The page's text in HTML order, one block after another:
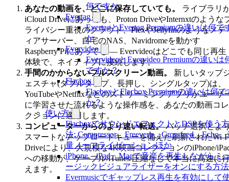
何ですか
Evertag
EvertagとEvertag Premiumの違いは何で
か
Evervideo
EvervideoとEvervideo Premiumの違いは
ですか？
Flacbox
FlacboxとFlacbox Premiumの違いは何で
か？
使い方
FlacboxでサウンドエフェクトとDSPを使う方
法: Compressor、Freeverb、Crossfeed、Echo
量ノーマライゼーションほか
iPhone、iPad、Macで音楽を再生しながらミ
ージックビジュアライザーをオンにする方法
Evermusicでギャップレス再生を有効にして
あなたの動画を、どこに保存していても。
ライブラリ
iCloud Driveにあっても、Proton DriveやInternxtのような
ライバシー重視のクラウド、PlexやJellyfinのようなメデ
ィアサーバー、自宅のNAS、Navidromeを動かす
Raspberry Piにあっても — Evervideoはどこでも同じ再生
体験で、ネイティブに接続します。
手間のかからないフルスクリーン動画。
新しいタップ
ェスチャ(ダブルタップ、長押し、シングルタップ)は、
YouTubeやNetflixなどのストリーミングアプリがユーザ
に学習させた流れるような操作感を、 あなたの動画コレ
クションに適用します。
コンピューターからのより速い転送。バッチ選択とよ
スマートなアップロードキューを備えた刷新されたWi-
Driveにより、大規模な4K映画コレクションのiPhone/
への移動が、ケーブル/iTunes/圧縮なしで本当に高速に
えます。